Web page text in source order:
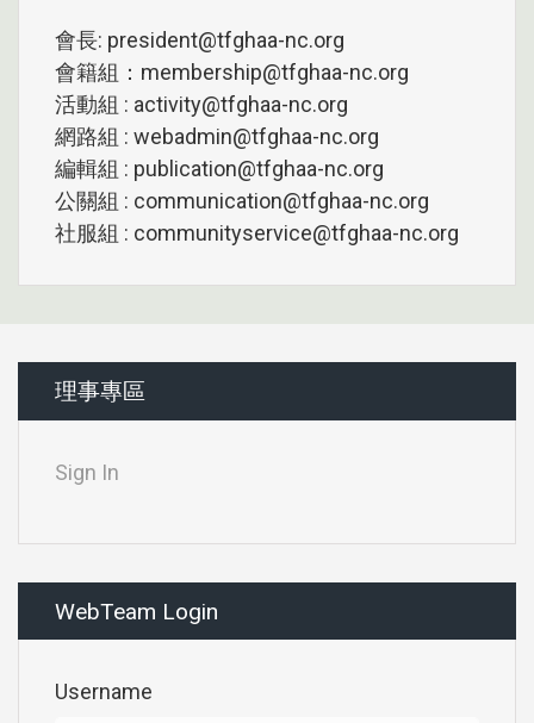
會長: president@tfghaa-nc.org
會籍組：membership@tfghaa-nc.org
活動組 : activity@tfghaa-nc.org
網路組 : webadmin@tfghaa-nc.org
編輯組 : publication@tfghaa-nc.org
公關組 : communication@tfghaa-nc.org
社服組 : communityservice@tfghaa-nc.org
理事專區
Sign In
WebTeam Login
Username